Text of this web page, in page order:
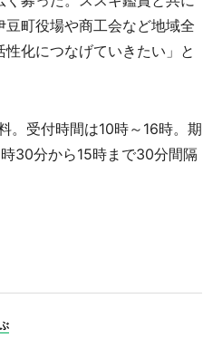
町役場や商工会など地域全
化につなげていきたい」と
受付時間は10時～16時。期
30分から15時まで30分間隔